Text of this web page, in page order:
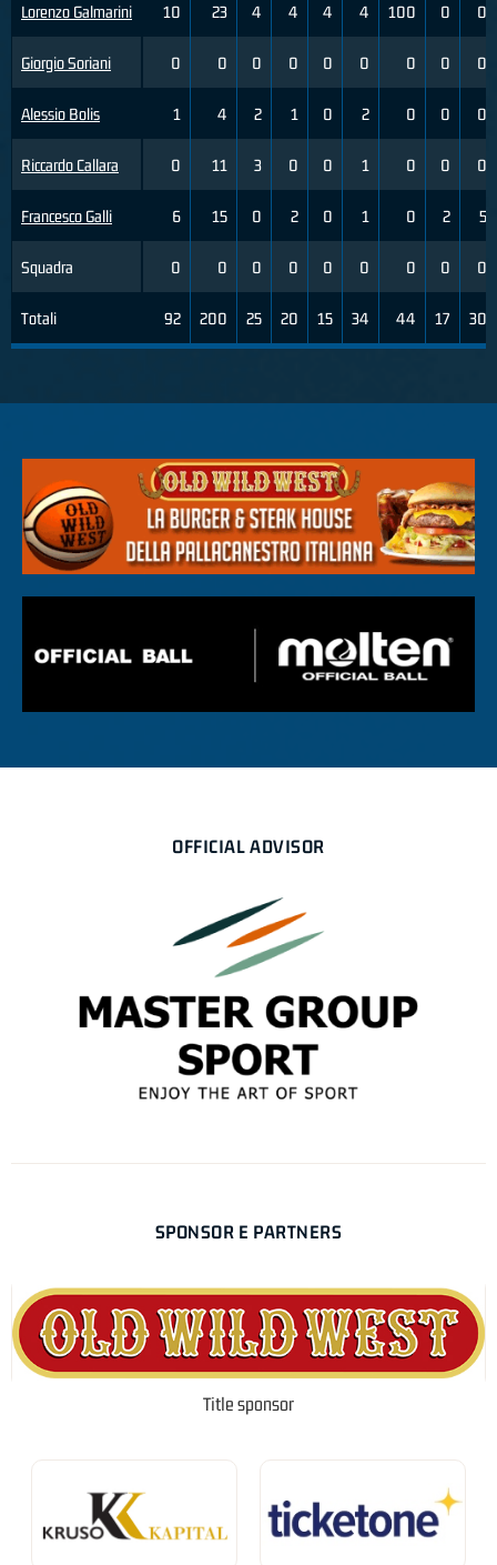
Lorenzo Galmarini
Giorgio Soriani
Alessio Bolis
Riccardo Callara
Francesco Galli
Squadra
Totali
10 23 4 4 4 4 100 0 0
0 0 0 0 0 0 0 0 0
1 4 2 1 0 2 0 0 0
0 11 3 0 0 1 0 0 0
6 15 0 2 0 1 0 2 5
0 0 0 0 0 0 0 0 0
92 200 25 20 15 34 44 17 30
OFFICIAL ADVISOR
SPONSOR E PARTNERS
Title sponsor